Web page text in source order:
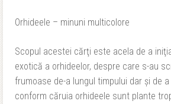
inițial
fost:
40,00 lei.
curent
34,90 lei.
Orhideele – minuni multicolore
Scopul acestei cărţi este acela de a
exotică a orhideelor, despre care s-au
frumoase de-a lungul timpului dar şi de
conform căruia orhideele sunt plante